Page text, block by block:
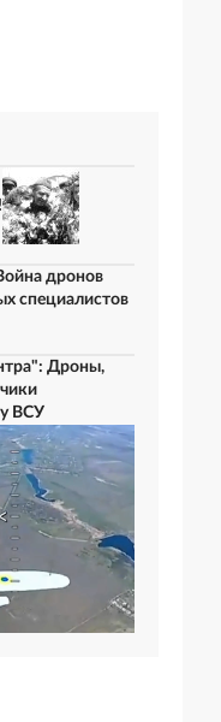
дронов
специалистов
Дроны,
ВСУ